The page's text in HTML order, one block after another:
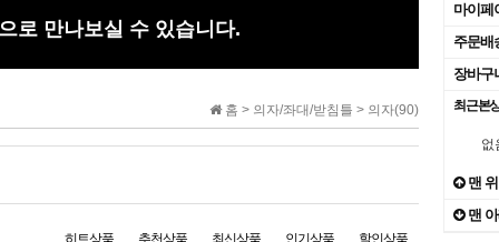
for
3
8 To
마이페
주문배
장바구
최근본
없
맨
맨
로 만나보실 수 있습니다.
홈 > 의자/좌대/받침틀 > 의자(90)
히트상품 추천상품 최신상품 인기상품 할인상품